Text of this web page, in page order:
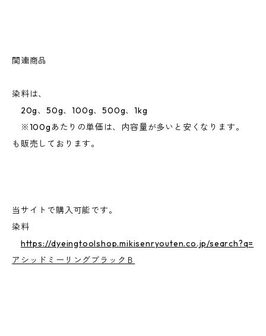
関連商品
染料は、
20g、50g、100g、500g、1kg
※100gあたりの単価は、内容量が多いと安くなります。
も販売しております。
当サイトで購入可能です。
染料
https://dyeingtoolshop.mikisenryouten.co.jp/search?q=
アシッドミーリングブラックＢ